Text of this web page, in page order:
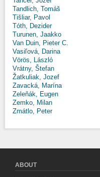
Tandlich, Tomáš
Tišliar, Pavol
Tóth, Dezider
Turunen, Jaakko
Van Duin, Pieter C.
Vasiľová, Darina
Vörös, László
Vrátny, Štefan
Žatkuliak, Jozef
Zavacká, Marína
Zeleňák, Eugen
Zemko, Milan
Zmátlo, Peter
ABOUT